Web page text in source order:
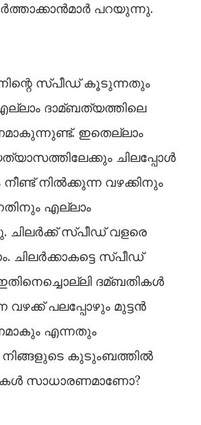
പറയുന്നു.
സ്പീഡ് കൂടുന്നതും
ദാമ്ബത്യത്തിലെ
ഇതെല്ലാം
ചിലപ്പോള്‍
നില്‍ക്കുന്ന വഴക്കിനും
എല്ലാം
ചിലര്‍ക്ക് സ്പീഡ് വളരെ
സ്പീഡ്
ദമ്ബതികള്‍
വഴക്ക് പലപ്പോഴും മുട്ടന്‍
എന്നതും
നിങ്ങളുടെ കുടുംബത്തില്‍
സാധാരണമാണോ?